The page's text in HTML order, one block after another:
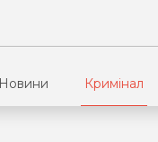
Новини Кримінал